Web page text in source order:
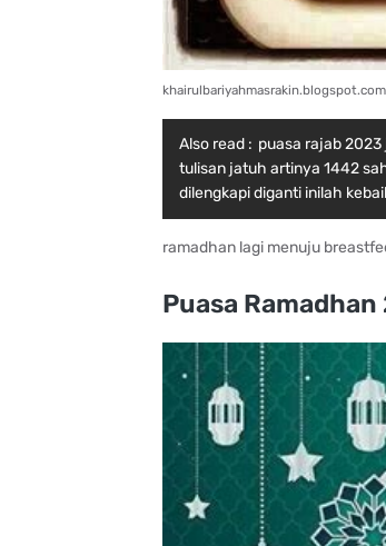
khairulbariyahmasrakin.blogspot.com
Also read : puasa rajab
tulisan jatuh artinya 1442
dilengkapi diganti inilah
ramadhan lagi menuju
Puasa